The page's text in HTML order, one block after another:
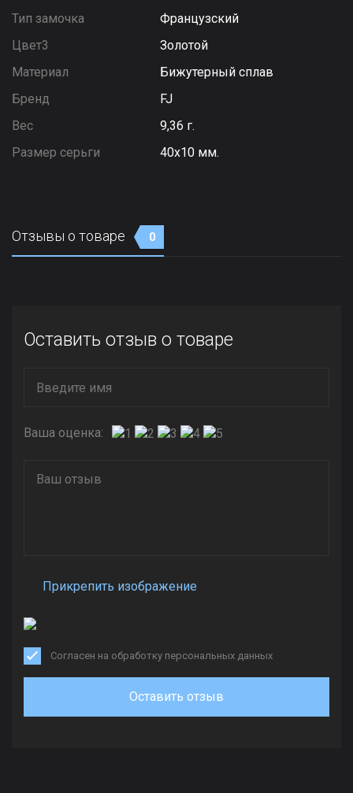
Тип замочка
Французский
Цвет3
Золотой
Материал
Бижутерный сплав
Бренд
FJ
Вес
9,36 г.
Размер серьги
40х10 мм.
Отзывы о товаре 0
Оставить отзыв о товаре
Ваша оценка:
Прикрепить изображение
Согласен на обработку персональных данных
Оставить отзыв